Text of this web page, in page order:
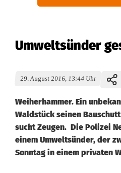
Umweltsünder
29. August 2016, 13:44 Uhr
Weiherhammer. Ein
Waldstück seinen
sucht Zeugen. Die Polizei
einem Umweltsünder, der
Sonntag in einem privaten